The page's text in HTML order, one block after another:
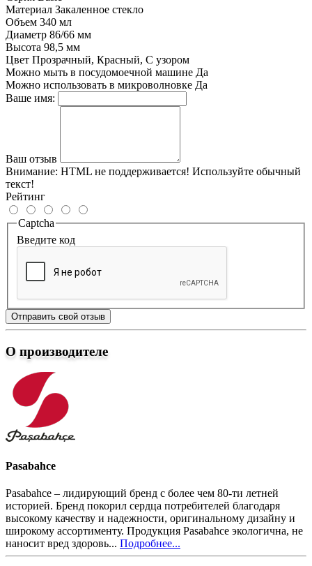
Материал Закаленное стекло
Объем 340 мл
Диаметр 86/66 мм
Высота 98,5 мм
Цвет Прозрачный, Красный, С узором
Можно мыть в посудомоечной машине Да
Можно использовать в микроволновке Да
Ваше имя:
Ваш отзыв
Внимание: HTML не поддерживается! Используйте обычный
текст!
Рейтинг
Captcha
Введите код
Отправить свой отзыв
О производителе
Pasabahce
Pasabahce – лидирующий бренд с более чем 80-ти летней
историей. Бренд покорил сердца потребителей благодаря
высокому качеству и надежности, оригинальному дизайну и
широкому ассортименту. Продукция Pasabahce экологична, не
наносит вред здоровь... Подробнее...